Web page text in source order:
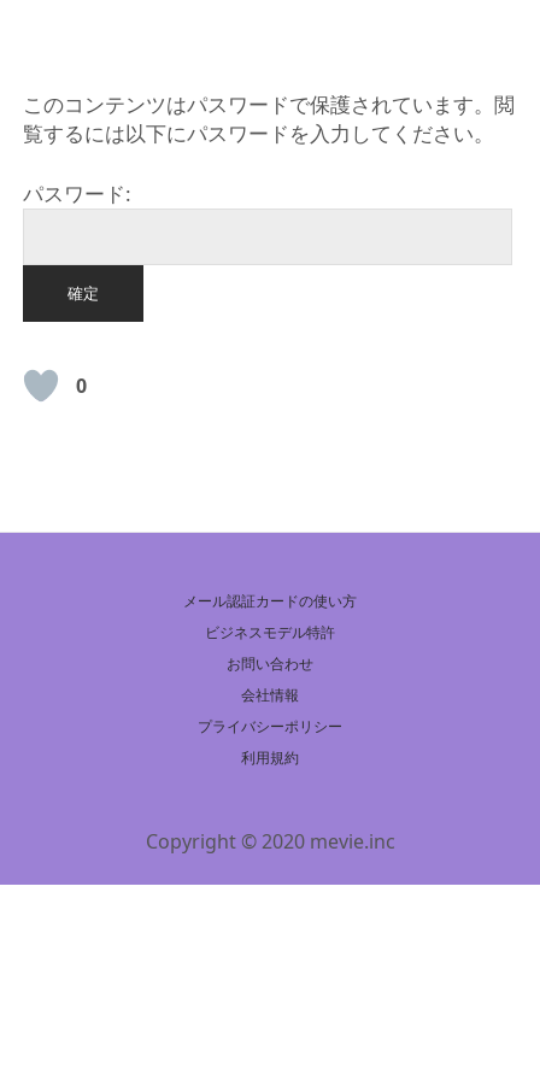
このコンテンツはパスワードで保護されています。閲
覧するには以下にパスワードを入力してください。
パスワード:
0
メール認証カードの使い方
ビジネスモデル特許
お問い合わせ
会社情報
プライバシーポリシー
利用規約
Copyright © 2020 mevie.inc